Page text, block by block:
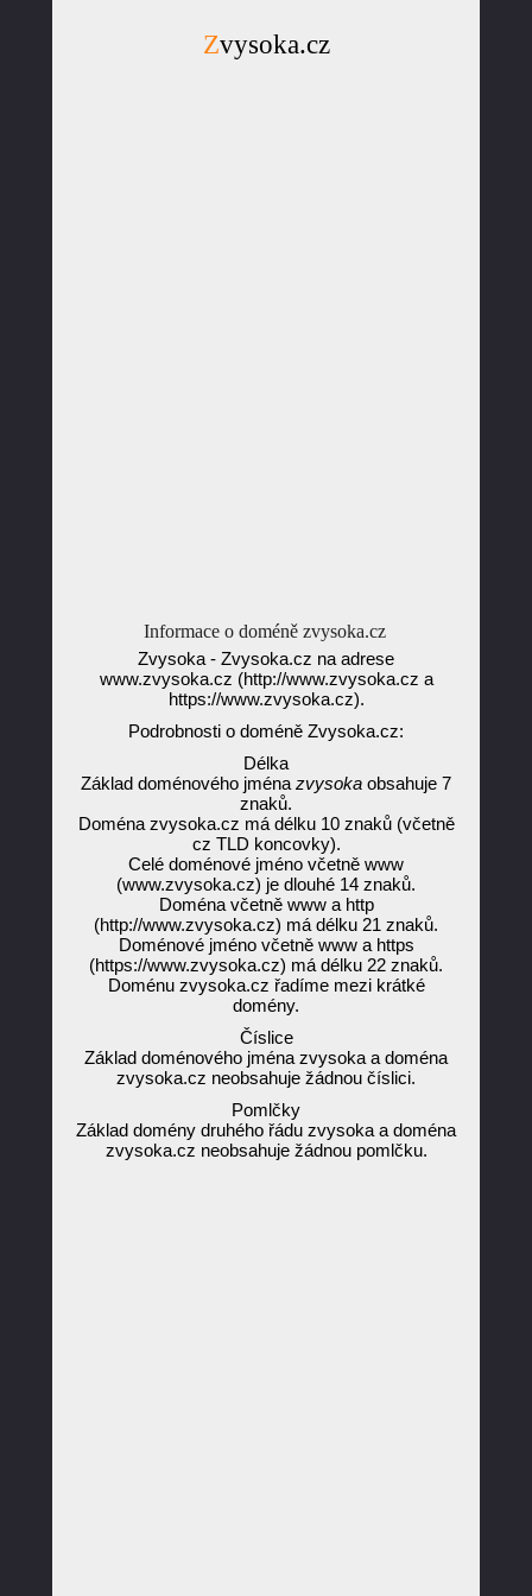
Zvysoka.cz
Informace o doméně zvysoka.cz
Zvysoka - Zvysoka.cz na adrese
www.zvysoka.cz (http://www.zvysoka.cz a
https://www.zvysoka.cz).
Podrobnosti o doméně Zvysoka.cz:
Délka
Základ doménového jména zvysoka obsahuje 7
znaků.
Doména zvysoka.cz má délku 10 znaků (včetně
cz TLD koncovky).
Celé doménové jméno včetně www
(www.zvysoka.cz) je dlouhé 14 znaků.
Doména včetně www a http
(http://www.zvysoka.cz) má délku 21 znaků.
Doménové jméno včetně www a https
(https://www.zvysoka.cz) má délku 22 znaků.
Doménu zvysoka.cz řadíme mezi krátké
domény.
Číslice
Základ doménového jména zvysoka a doména
zvysoka.cz neobsahuje žádnou číslici.
Pomlčky
Základ domény druhého řádu zvysoka a doména
zvysoka.cz neobsahuje žádnou pomlčku.